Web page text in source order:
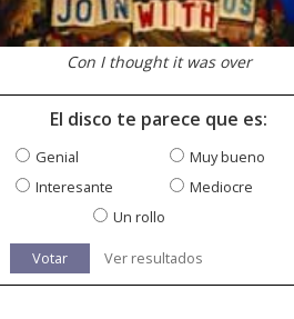
Con I thought it was over
El disco te parece que es:
Genial
Muy bueno
Interesante
Mediocre
Un rollo
Votar Ver resultados